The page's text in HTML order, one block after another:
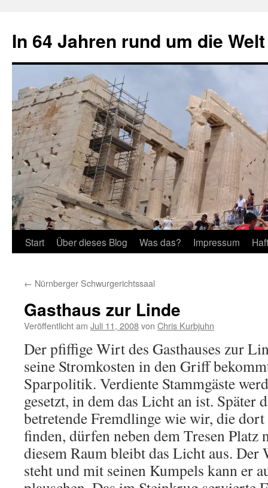
springen
In 64 Jahren rund um die Welt
Start Über dieses Blog Was das? Impressum
← Nürnberger Schwurgerichtssaal
Gasthaus zur Linde
Veröffentlicht am Juli 11, 2008von Chris Kurbjuhn
Der pfiffige Wirt des Gasthauses zur
seine Stromkosten in den Griff
Sparpolitik. Verdiente Stammgäste
gesetzt, in dem das Licht an ist. Später
betretende Fremdlinge wie wir, die
finden, dürfen neben dem Tresen Platz
diesem Raum bleibt das Licht aus. Der
steht und mit seinen Kumpels kann er